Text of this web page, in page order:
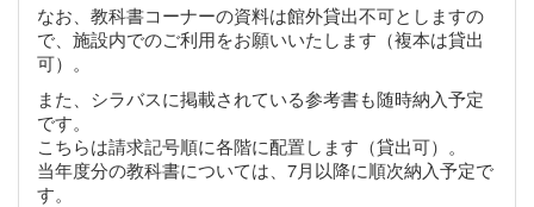
なお、教科書コーナーの資料は館外貸出不可としますの
で、施設内でのご利用をお願いいたします（複本は貸出
可）。
また、シラバスに掲載されている参考書も随時納入予定
です。
こちらは請求記号順に各階に配置します（貸出可）。
当年度分の教科書については、7月以降に順次納入予定で
す。